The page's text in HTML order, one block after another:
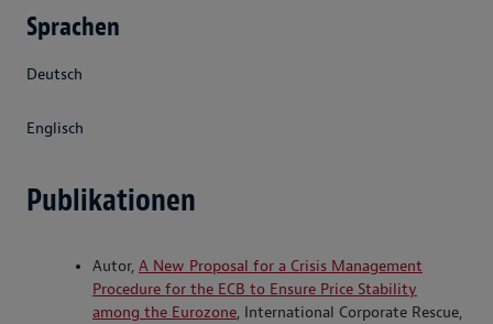
Sprachen
Deutsch
Englisch
Publikationen
Autor, A New Proposal for a Crisis Management
Procedure for the ECB to Ensure Price Stability
among the Eurozone, International Corporate Rescue,